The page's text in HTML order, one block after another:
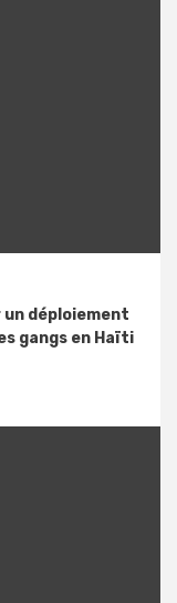
un déploiement
gangs en Haïti